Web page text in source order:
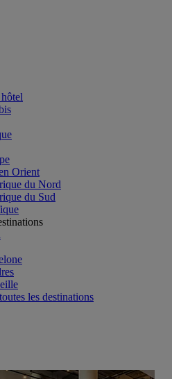
Orient
du Nord
du Sud
les destinations